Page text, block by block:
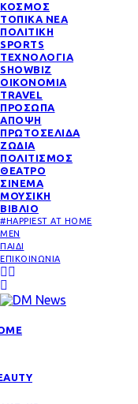
ΚΟΣΜΟΣ
ΤΟΠΙΚΑ ΝΕΑ
ΠΟΛΙΤΙΚΗ
SPORTS
ΤΕΧΝΟΛΟΓΙΑ
SHOWBIZ
ΟΙΚΟΝΟΜΙΑ
TRAVEL
ΠΡΟΣΩΠΑ
ΑΠΟΨΗ
ΠΡΩΤΟΣΕΛΙΔΑ
ΖΩΔΙΑ
ΠΟΛΙΤΙΣΜΟΣ
ΘΕΑΤΡΟ
ΣΙΝΕΜΑ
ΜΟΥΣΙΚΗ
ΒΙΒΛΙΟ
#HAPPIEST AT HOME
MEN
ΠΑΙΔΙ
ΕΠΙΚΟΙΝΩΝΙΑ